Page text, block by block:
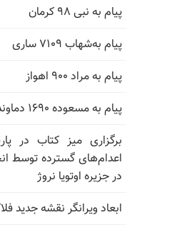
پیام به نبی ۹۸ کرمان
پیام به‌شهاب ۷۱۰۹ ساری
پیام به مراد ۹۰۰ اهواز
پیام به مسعوده ۱۶۹۰ دماوند
برگزاری میز کتاب در
اعدام‌های گسترده توسط
در جزیره اوتویا نروژ
ابعاد ویرانگر نقشه جدید